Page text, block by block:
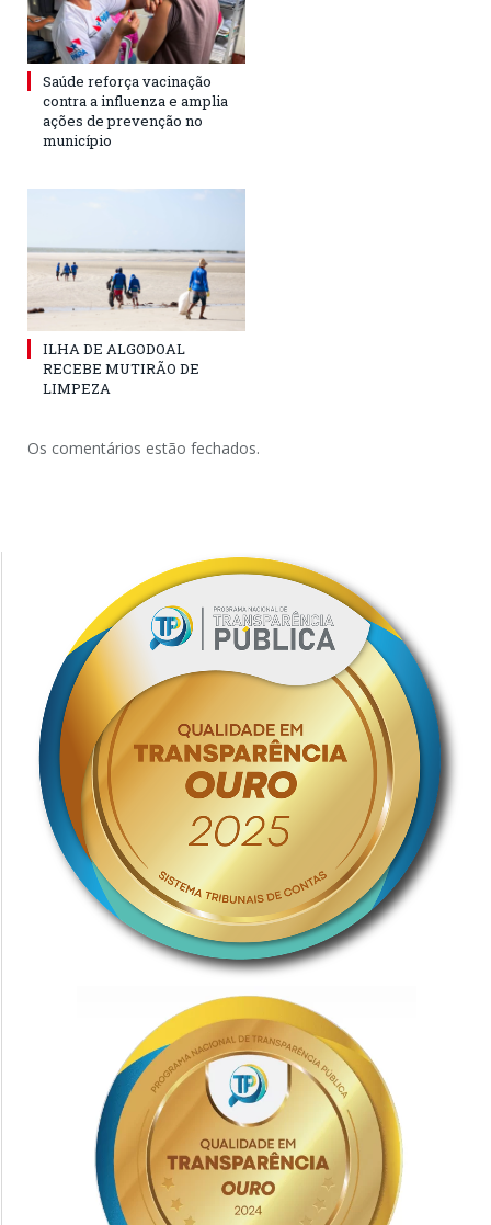
Saúde reforça vacinação
contra a influenza e amplia
ações de prevenção no
município
ILHA DE ALGODOAL
RECEBE MUTIRÃO DE
LIMPEZA
Os comentários estão fechados.